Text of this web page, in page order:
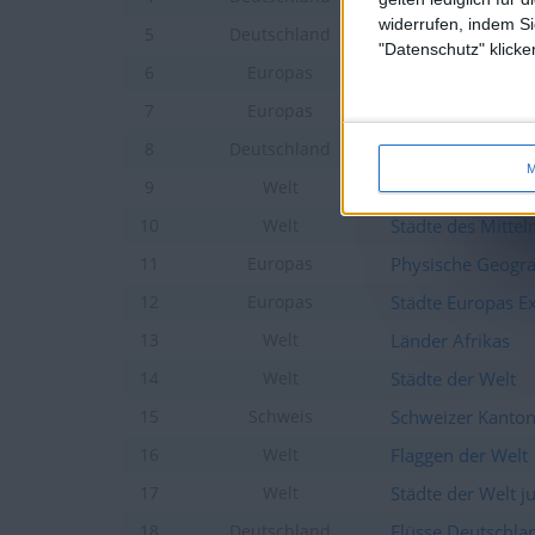
widerrufen, indem
"Datenschutz"
Städte
Länder
Hauptstädte der
Städte des
Physische
Städte Europas
Länder Afrikas
Städte der Welt
Schweizer
Flaggen der Welt
Städte der Welt